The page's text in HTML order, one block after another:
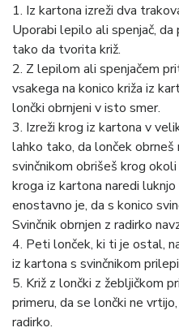
1. Iz kartona izreži dva
Uporabi lepilo ali spenjač,
tako da tvorita križ.
2. Z lepilom ali spenjačem
vsakega na konico križa iz
lončki obrnjeni v isto smer.
3. Izreži krog iz kartona v
lahko tako, da lonček obrneš
svinčnikom obrišeš krog
kroga iz kartona naredi
enostavno je, da s konico
Svinčnik obrnjen z radirko
4. Peti lonček, ki ti je ostal,
iz kartona s svinčnikom
5. Križ z lončki z žebljičkom
primeru, da se lončki ne
radirko.